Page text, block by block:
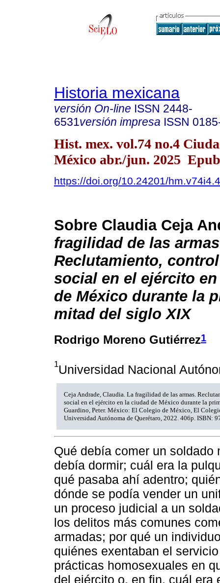
Historia mexicana
versión On-line ISSN 2448-
6531versión impresa ISSN
Hist. mex. vol.74 no.4
México abr./jun. 2025
https://doi.org/10.24201/
Sobre Claudia Ceja
fragilidad de las
Reclutamiento,
social en el ejército
de México durante la
mitad del siglo XIX
Rodrigo Moreno Gutiérrez1
1Universidad Nacional
Ceja Andrade, Claudia. La fragilidad de las armas.
social en el ejército en la ciudad de México durante la
Guardino, Peter. México: El Colegio de México, El
Universidad Autónoma de Querétaro, 2022. 406p. ISBN:
Qué debía comer un
debía dormir; cuál era la
qué pasaba ahí adentro;
dónde se podía vender un
un proceso judicial a un
los delitos más comunes
armadas; por qué un
quiénes exentaban el
prácticas homosexuales en
del ejército o, en fin, cuál era